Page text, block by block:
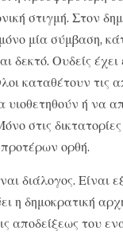
στιγμή. Στον
μία σύμβαση,
δεκτό. Ουδείς
καταθέτουν τις
υιοθετηθούν ή να
στις
ορθή.
διάλογος. Είναι
η δημοκρατική
αποδείξεως του